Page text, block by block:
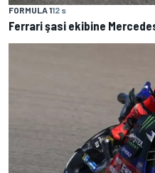
FORMULA 112 s
Ferrari şasi ekibine